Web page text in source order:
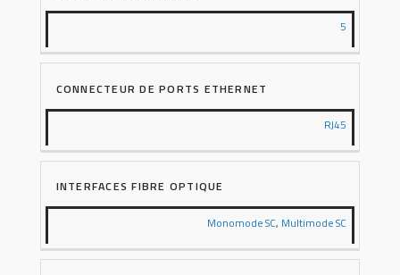
5
CONNECTEUR DE PORTS ETHERNET
RJ45
INTERFACES FIBRE OPTIQUE
Monomode SC, Multimode SC